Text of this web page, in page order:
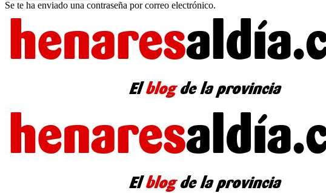
Se te ha enviado una contraseña por correo electrónico.